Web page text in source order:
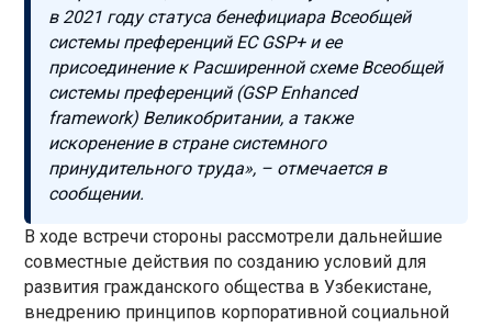
в 2021 году статуса бенефициара Всеобщей
системы преференций ЕС GSP+ и ее
присоединение к Расширенной схеме Всеобщей
системы преференций (GSP Enhanced
framework) Великобритании, а также
искоренение в стране системного
принудительного труда», – отмечается в
сообщении.
В ходе встречи стороны рассмотрели дальнейшие
совместные действия по созданию условий для
развития гражданского общества в Узбекистане,
внедрению принципов корпоративной социальной